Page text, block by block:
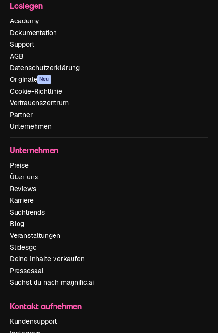
Loslegen
Academy
Dokumentation
Support
AGB
Datenschutzerklärung
Originale Neu
Cookie-Richtlinie
Vertrauenszentrum
Partner
Unternehmen
Unternehmen
Preise
Über uns
Reviews
Karriere
Suchtrends
Blog
Veranstaltungen
Slidesgo
Deine Inhalte verkaufen
Pressesaal
Suchst du nach magnific.ai
Kontakt aufnehmen
Kundensupport